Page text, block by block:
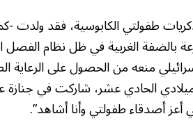
طفولتي الكابوسية، فقد
بالضفة الغربية في ظل نظام
منعه من الحصول على الرعاية
الحادي عشر، شاركت في
أعز أصدقاء طفولتي وأنا أشاهد”.